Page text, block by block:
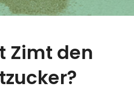
Zimt den